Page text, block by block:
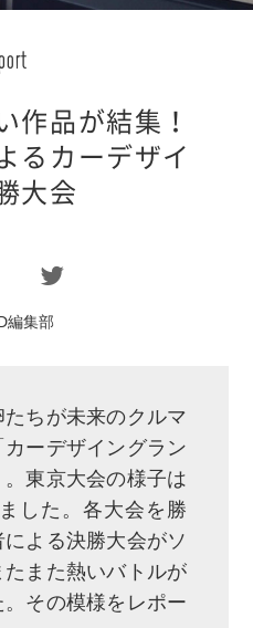
作品が結集！
るカーデザイ
大会
編集部
ちが未来のクルマ
ーデザイングラン
東京大会の様子は
した。各大会を勝
よる決勝大会がソ
また熱いバトルが
その模様をレポー